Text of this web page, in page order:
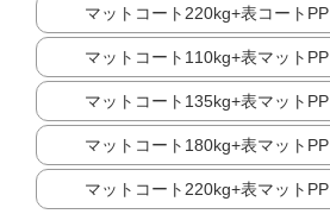
マットコート220kg+表コートPP
マットコート110kg+表マットPP
マットコート135kg+表マットPP
マットコート180kg+表マットPP
マットコート220kg+表マットPP